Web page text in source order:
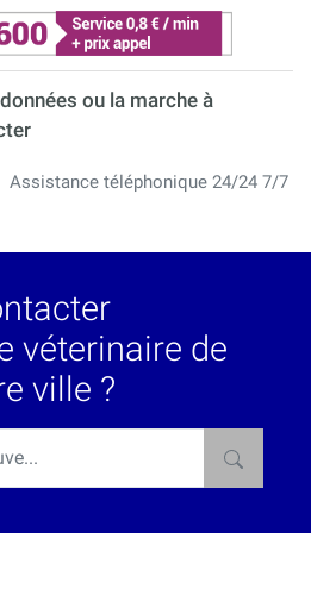
ou la marche à
Assistance téléphonique 24/24 7/7
véterinaire de
ville ?